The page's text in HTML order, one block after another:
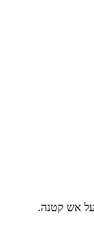
מים רותחים ותבלינים ולבשל 20 ד' על אש קטנה.